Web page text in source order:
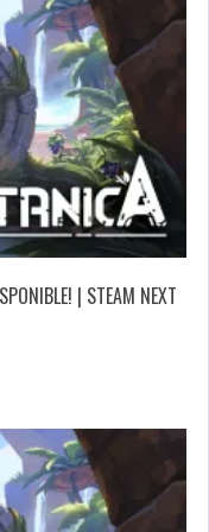
| STEAM NEXT